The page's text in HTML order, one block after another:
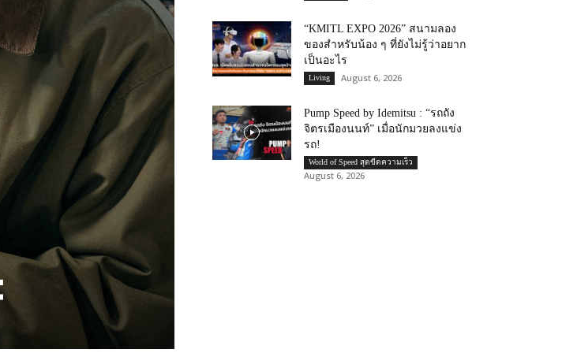
“KMITL EXPO 2026” สนามลอง
ของสำหรับน้อง ๆ ที่ยังไม่รู้ว่าอยาก
เป็นอะไร
Living August 6, 2026
Pump Speed by Idemitsu : “รถถัง
จิตรเมืองนนท์” เมื่อนักมวยลงแข่ง
รถ!
World of Speed สุดขีดความเร็ว
August 6, 2026